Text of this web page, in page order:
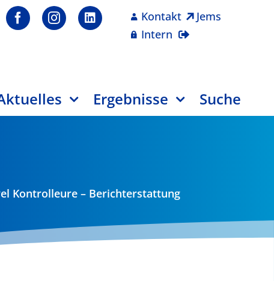
Kontakt
Jems
Intern
Ergebnisse Suche
Kontrolleure – Berichterstattung